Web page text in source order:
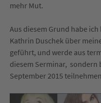
mehr Mut.
Aus diesem Grund habe
Kathrin Duschek über
geführt, und werde aus
diesem Serminar, sondern
September 2015